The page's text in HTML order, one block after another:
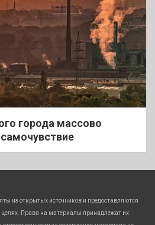
города массово
из открытых источников и предоставляются
Права на материалы принадлежат их